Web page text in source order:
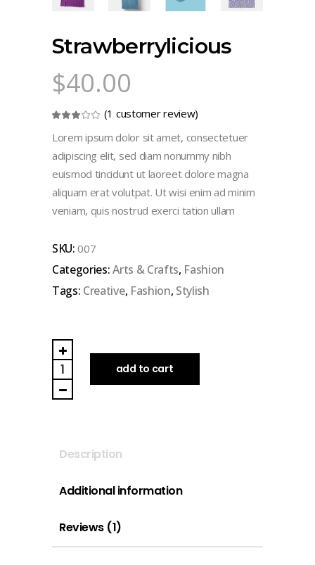
Strawberrylicious
$40.00
Rated
of
based
on
1
customer
(1 customer review)
Lorem ipsum dolor sit amet, consectetuer
adipiscing elit, sed diam nonummy nibh
euismod tincidunt ut laoreet dolore magna
aliquam erat volutpat. Ut wisi enim ad minim
veniam, quis nostrud exerci tation ullam
SKU:007
Categories:Arts & Crafts, Fashion
Tags: Creative, Fashion, Stylish
Strawberrylicious
quantity
add to cart
Description
Additional information
Reviews (1)